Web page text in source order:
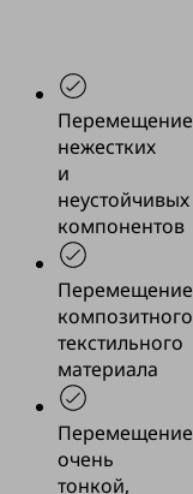
Перемещение
нежестких
и
неустойчивых
компонентов
Перемещение
композитного
текстильного
материала
Перемещение
очень
тонкой,